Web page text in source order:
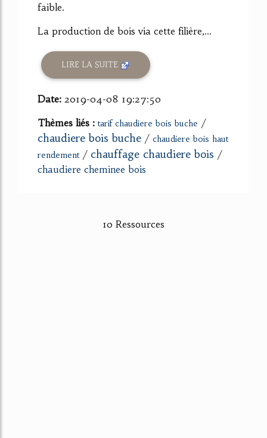
faible.
La production de bois via cette filière,...
LIRE LA SUITE
Date: 2019-04-08 19:27:50
Thèmes liés : tarif chaudiere bois buche /
chaudiere bois buche / chaudiere bois haut
rendement/ chauffage chaudiere bois /
chaudiere cheminee bois
10 Ressources